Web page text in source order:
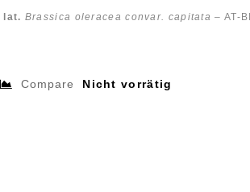
lat. Brassica oleracea convar. capitata – AT-
Nicht vorrätig
Compare